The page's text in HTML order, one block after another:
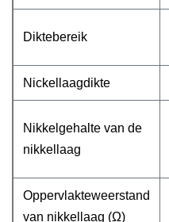
Diktebereik
Nickellaagdikte
Nikkelgehalte van de
nikkellaag
Oppervlakteweerstand
van nikkellaag (Ω)